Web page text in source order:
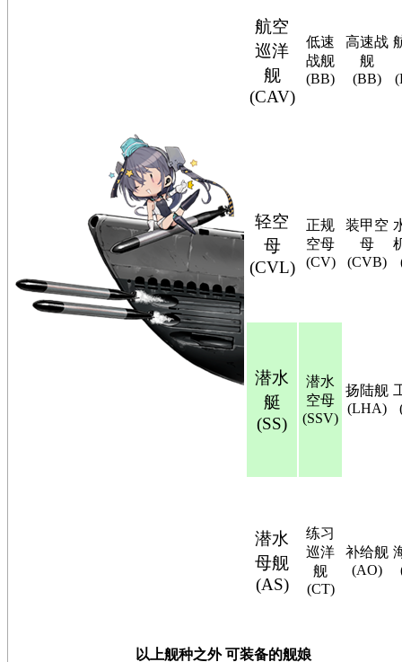
航空
巡洋
舰
(CAV)
低速
战舰
(BB)
高速战
舰
(BB)
轻空
母
(CVL)
正规
空母
(CV)
装甲空
母
(CVB)
潜水
艇
(SS)
潜水
空母
(SSV)
扬陆舰
(LHA)
潜水
母舰
(AS)
练习
巡洋
舰
(CT)
补给舰
(AO)
以上舰种之外 可装备的舰娘